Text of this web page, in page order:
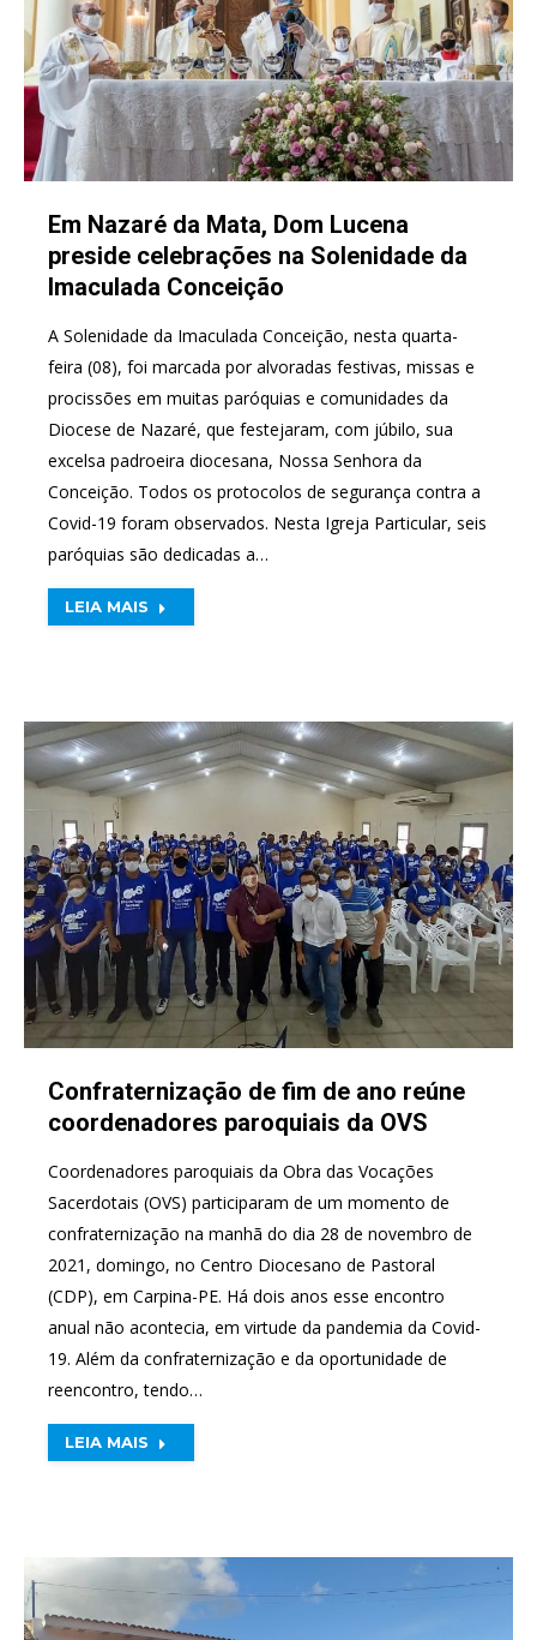
Em Nazaré da Mata, Dom Lucena
preside celebrações na Solenidade da
Imaculada Conceição
A Solenidade da Imaculada Conceição, nesta quarta-
feira (08), foi marcada por alvoradas festivas, missas e
procissões em muitas paróquias e comunidades da
Diocese de Nazaré, que festejaram, com júbilo, sua
excelsa padroeira diocesana, Nossa Senhora da
Conceição. Todos os protocolos de segurança contra a
Covid-19 foram observados. Nesta Igreja Particular, seis
paróquias são dedicadas a…
LEIA MAIS
Confraternização de fim de ano reúne
coordenadores paroquiais da OVS
Coordenadores paroquiais da Obra das Vocações
Sacerdotais (OVS) participaram de um momento de
confraternização na manhã do dia 28 de novembro de
2021, domingo, no Centro Diocesano de Pastoral
(CDP), em Carpina-PE. Há dois anos esse encontro
anual não acontecia, em virtude da pandemia da Covid-
19. Além da confraternização e da oportunidade de
reencontro, tendo…
LEIA MAIS